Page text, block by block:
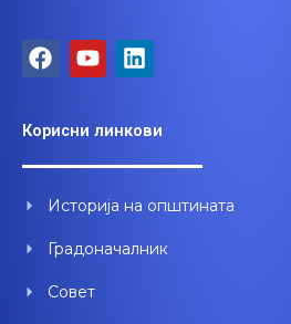
F
a
b
o
k
Y
o
u
b
L
i
e
d
n
Корисни линкови
Историја на општината
Градоначалник
Совет